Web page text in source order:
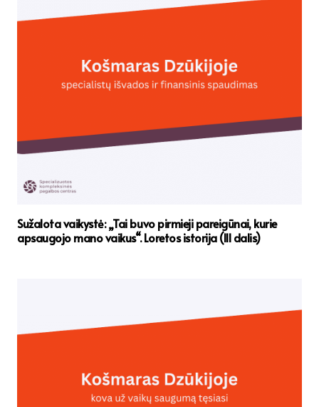
Sužalota vaikystė: „Tai buvo pirmieji pareigūnai, kurie
apsaugojo mano vaikus“. Loretos istorija (III dalis)